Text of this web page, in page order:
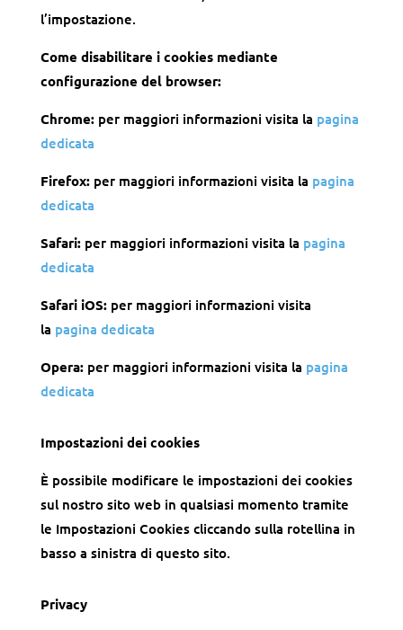
l’impostazione.
Come disabilitare i cookies mediante
configurazione del browser:
Chrome: per maggiori informazioni visita la pagina
dedicata
Firefox: per maggiori informazioni visita la pagina
dedicata
Safari: per maggiori informazioni visita la pagina
dedicata
Safari iOS: per maggiori informazioni visita
la pagina dedicata
Opera: per maggiori informazioni visita la pagina
dedicata
Impostazioni dei cookies
È possibile modificare le impostazioni dei cookies
sul nostro sito web in qualsiasi momento tramite
le Impostazioni Cookies cliccando sulla rotellina in
basso a sinistra di questo sito.
Privacy